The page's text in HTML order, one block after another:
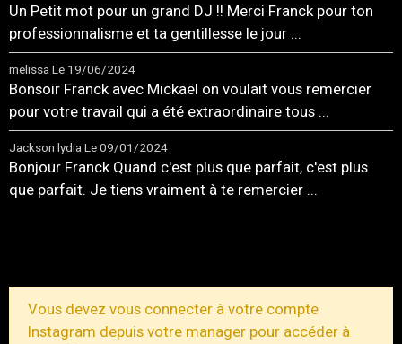
Un Petit mot pour un grand DJ !! Merci Franck pour ton
professionnalisme et ta gentillesse le jour ...
melissaLe 19/06/2024
Bonsoir Franck avec Mickaël on voulait vous remercier
pour votre travail qui a été extraordinaire tous ...
Jackson lydiaLe 09/01/2024
Bonjour Franck Quand c'est plus que parfait, c'est plus
que parfait. Je tiens vraiment à te remercier ...
Vous devez vous connecter à votre compte
Instagram depuis votre manager pour accéder à